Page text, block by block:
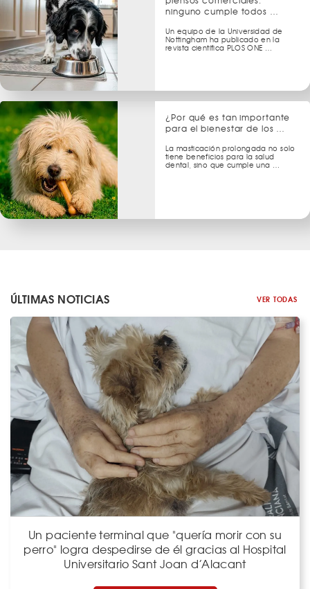
ninguno cumple todos …
Un equipo de la Universidad de
Nottingham ha publicado en la
revista científica PLOS ONE …
¿Por qué es tan importante
para el bienestar de los …
La masticación prolongada no solo
tiene beneficios para la salud
dental, sino que cumple una …
ÚLTIMAS NOTICIAS VER TODAS
Un paciente terminal que "quería morir con su
perro" logra despedirse de él gracias al Hospital
Universitario Sant Joan d’Alacant